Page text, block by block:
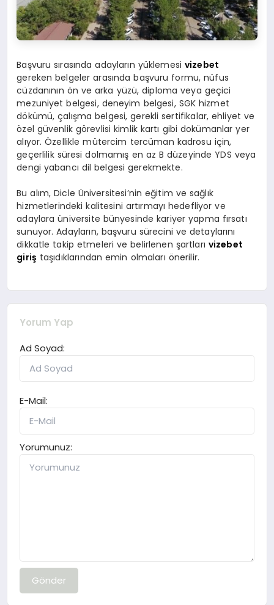
Başvuru sırasında adayların yüklemesi vizebet
gereken belgeler arasında başvuru formu, nüfus
cüzdanının ön ve arka yüzü, diploma veya geçici
mezuniyet belgesi, deneyim belgesi, SGK hizmet
dökümü, çalışma belgesi, gerekli sertifikalar, ehliyet ve
özel güvenlik görevlisi kimlik kartı gibi dokümanlar yer
alıyor. Özellikle mütercim tercüman kadrosu için,
geçerlilik süresi dolmamış en az B düzeyinde YDS veya
dengi yabancı dil belgesi gerekmekte.
Bu alım, Dicle Üniversitesi’nin eğitim ve sağlık
hizmetlerindeki kalitesini artırmayı hedefliyor ve
adaylara üniversite bünyesinde kariyer yapma fırsatı
sunuyor. Adayların, başvuru sürecini ve detaylarını
dikkatle takip etmeleri ve belirlenen şartları vizebet
giriş taşıdıklarından emin olmaları önerilir.
Yorum Yap
Ad Soyad:
E-Mail:
Yorumunuz:
Gönder